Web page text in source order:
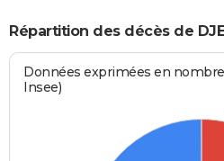
Répartition des décès de
Données exprimées en nombre
Insee)